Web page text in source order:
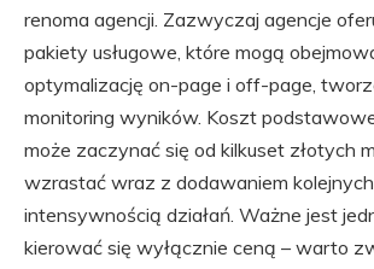
renoma agencji. Zazwyczaj agencje
pakiety usługowe, które mogą
optymalizację on-page i off-page,
monitoring wyników. Koszt
może zaczynać się od kilkuset złotych
wzrastać wraz z dodawaniem kolejnych
intensywnością działań. Ważne jest
kierować się wyłącznie ceną – warto